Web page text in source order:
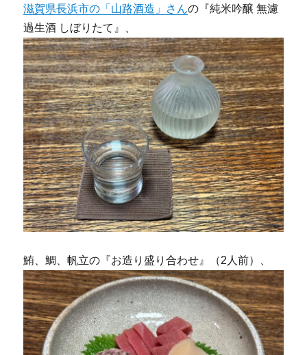
滋賀県長浜市の「山路酒造」さんの『純米吟醸 無濾
過生酒 しぼりたて』、
鮪、鯛、帆立の『お造り盛り合わせ』（2人前）、